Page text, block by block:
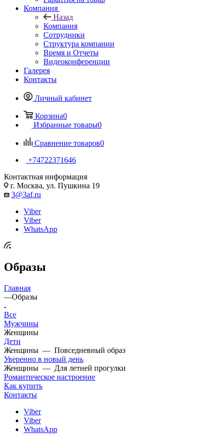
Компания
Назад
Компания
Сотрудники
Структура компании
Время и Отчеты
Видеоконференции
Галерея
Контакты
Личный кабинет
Корзина0
Избранные товары0
Сравнение товаров0
+74722371646
Контактная информация
г. Москва, ул. Пушкина 19
3@3af.ru
Viber
Viber
WhatsApp
Образы
Главная
—Образы
Все
Мужчины
Женщины
Дети
Женщины — Повседневный образ
Уверенно в новый день
Женщины — Для летней прогулки
Романтическое настроение
Как купить
Контакты
Viber
Viber
WhatsApp